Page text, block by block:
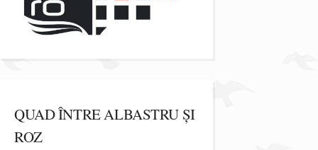
QUAD ÎNTRE ALBASTRU ȘI
ROZ